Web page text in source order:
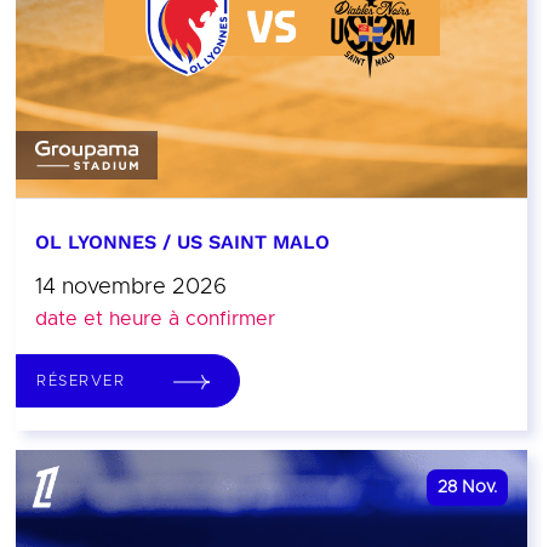
OL LYONNES / US SAINT MALO
14 novembre 2026
date et heure à confirmer
RÉSERVER
28 Nov.